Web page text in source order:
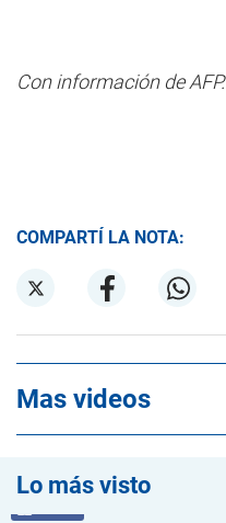
Con información de AFP.
COMPARTÍ LA NOTA:
Mas videos
Lo más visto